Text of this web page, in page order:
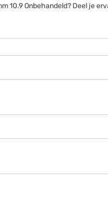
10.9 Onbehandeld? Deel je